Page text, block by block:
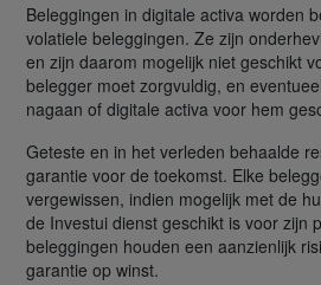
Beleggingen in digitale activa worden
volatiele beleggingen. Ze zijn
en zijn daarom mogelijk niet geschikt
belegger moet zorgvuldig, en
nagaan of digitale activa voor hem
Geteste en in het verleden behaalde
garantie voor de toekomst. Elke
vergewissen, indien mogelijk met de
de Investui dienst geschikt is voor zijn
beleggingen houden een aanzienlijk
garantie op winst.